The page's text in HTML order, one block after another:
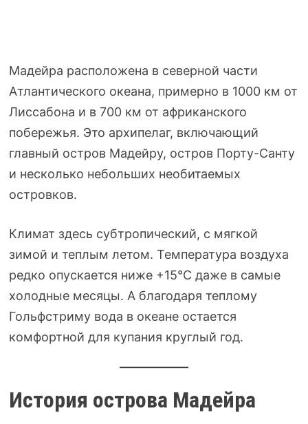
Мадейра расположена в северной части
Атлантического океана, примерно в 1000 км от
Лиссабона и в 700 км от африканского
побережья. Это архипелаг, включающий
главный остров Мадейру, остров Порту-Санту
и несколько небольших необитаемых
островков.
Климат здесь субтропический, с мягкой
зимой и теплым летом. Температура воздуха
редко опускается ниже +15°C даже в самые
холодные месяцы. А благодаря теплому
Гольфстриму вода в океане остается
комфортной для купания круглый год.
История острова Мадейра